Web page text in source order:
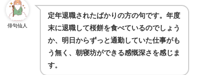
俳句仙人
定年退職されたばかりの方の句です。年度
末に退職して桜餅を食べているのでしょう
か、明日からずっと通勤していた仕事がも
う無く、朝寝坊ができる感慨深さを感じま
す。